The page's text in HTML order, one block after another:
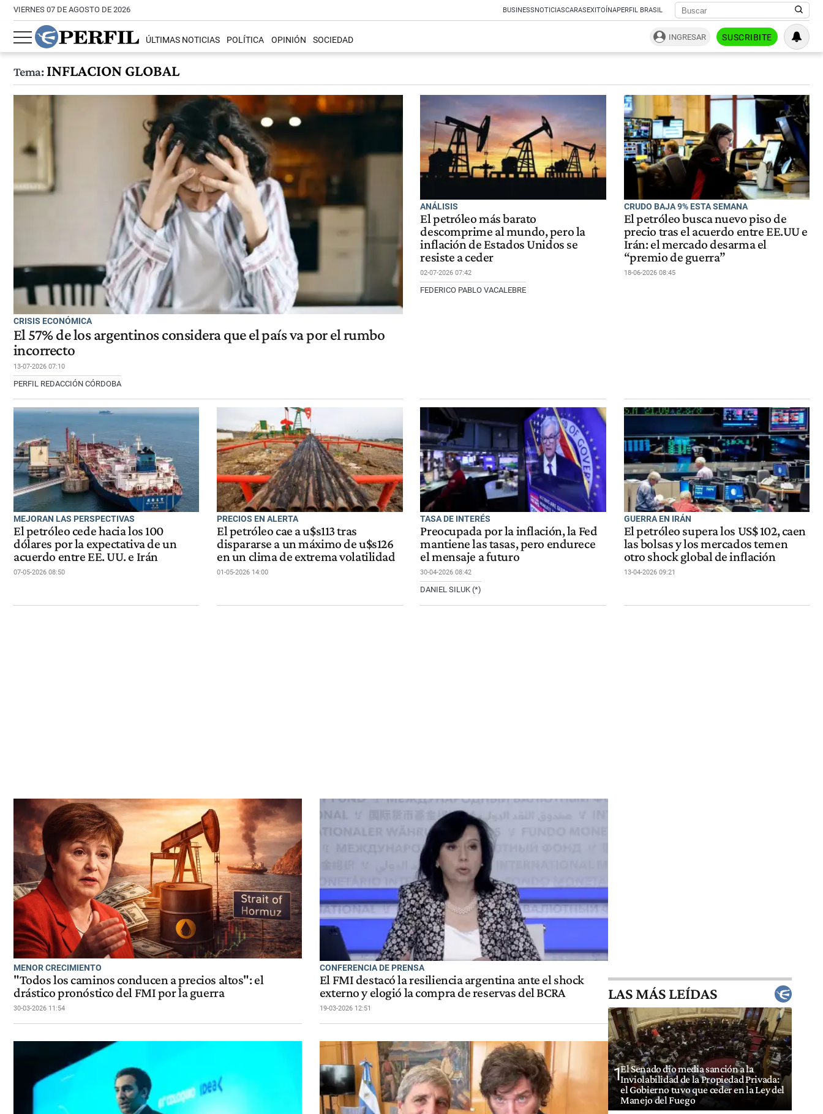
VIERNES 07 DE AGOSTO DE 2026 BUSINESSNOTICIASCARASEXITOÍNAPERFIL BRASIL
ÚLTIMAS NOTICIAS POLÍTICA OPINIÓN SOCIEDAD INGRESAR SUSCRIBITE
Tema:INFLACION GLOBAL
CRISIS ECONÓMICA
El 57% de los argentinos considera que el país va por el rumbo
incorrecto
13-07-2026 07:10
PERFIL REDACCIÓN CÓRDOBA
ANÁLISIS
El petróleo más barato
descomprime al mundo, pero la
inflación de Estados Unidos se
resiste a ceder
02-07-2026 07:42
FEDERICO PABLO VACALEBRE
CRUDO BAJA 9% ESTA SEMANA
El petróleo busca nuevo piso de
precio tras el acuerdo entre EE.UU e
Irán: el mercado desarma el
“premio de guerra”
18-06-2026 08:45
MEJORAN LAS PERSPECTIVAS
El petróleo cede hacia los 100
dólares por la expectativa de un
acuerdo entre EE. UU. e Irán
07-05-2026 08:50
PRECIOS EN ALERTA
El petróleo cae a u$s113 tras
dispararse a un máximo de u$s126
en un clima de extrema volatilidad
01-05-2026 14:00
TASA DE INTERÉS
Preocupada por la inflación, la Fed
mantiene las tasas, pero endurece
el mensaje a futuro
30-04-2026 08:42
DANIEL SILUK (*)
GUERRA EN IRÁN
El petróleo supera los US$ 102, caen
las bolsas y los mercados temen
otro shock global de inflación
13-04-2026 09:21
MENOR CRECIMIENTO
"Todos los caminos conducen a precios altos": el
drástico pronóstico del FMI por la guerra
30-03-2026 11:54
CONFERENCIA DE PRENSA
El FMI destacó la resiliencia argentina ante el shock
externo y elogió la compra de reservas del BCRA
19-03-2026 12:51
LAS MÁS LEÍDAS
1El Senado dio media sanción a la
Inviolabilidad de la Propiedad Privada:
el Gobierno tuvo que ceder en la Ley del
Manejo del Fuego